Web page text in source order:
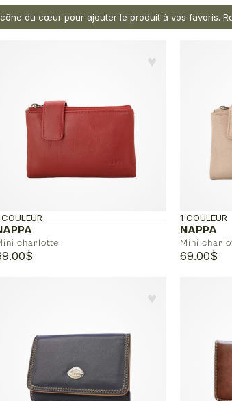
du cœur pour ajouter le produit à vos favoris.
♥︎
charlotte
COULEUR
$
NAPPA
Mini
1 COULEUR
69.00$
♥︎